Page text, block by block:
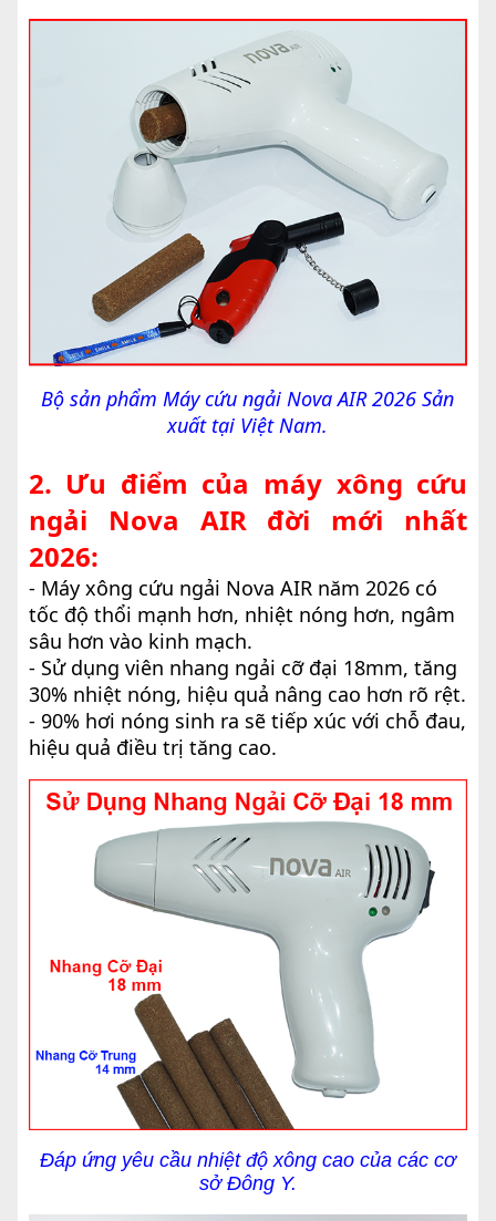
Bộ sản phẩm Máy cứu ngải Nova AIR 2026 Sản
xuất tại Việt Nam.
2. Ưu điểm của máy xông cứu
ngải Nova AIR đời mới nhất
2026:
- Máy xông cứu ngải Nova AIR năm 2026 có
tốc độ thổi mạnh hơn, nhiệt nóng hơn, ngâm
sâu hơn vào kinh mạch.
- Sử dụng viên nhang ngải cỡ đại 18mm, tăng
30% nhiệt nóng, hiệu quả nâng cao hơn rõ rệt.
- 90% hơi nóng sinh ra sẽ tiếp xúc với chỗ đau,
hiệu quả điều trị tăng cao.
Đáp ứng yêu cầu nhiệt độ xông cao của các cơ
sở Đông Y.